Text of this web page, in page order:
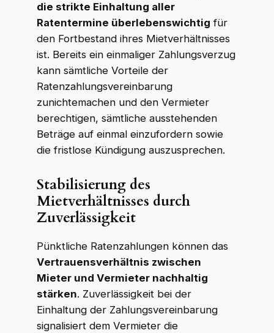
die strikte Einhaltung aller
Ratentermine überlebenswichtig für
den Fortbestand ihres Mietverhältnisses
ist. Bereits ein einmaliger Zahlungsverzug
kann sämtliche Vorteile der
Ratenzahlungsvereinbarung
zunichtemachen und den Vermieter
berechtigen, sämtliche ausstehenden
Beträge auf einmal einzufordern sowie
die fristlose Kündigung auszusprechen.
Stabilisierung des
Mietverhältnisses durch
Zuverlässigkeit
Pünktliche Ratenzahlungen können das
Vertrauensverhältnis zwischen
Mieter und Vermieter nachhaltig
stärken. Zuverlässigkeit bei der
Einhaltung der Zahlungsvereinbarung
signalisiert dem Vermieter die